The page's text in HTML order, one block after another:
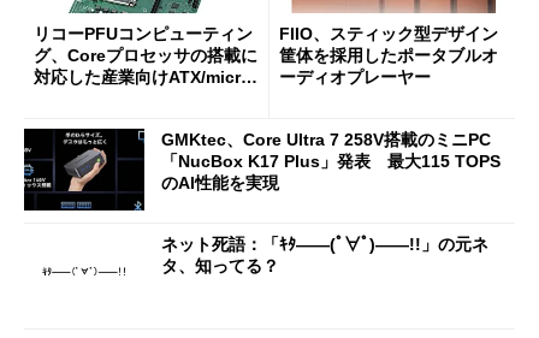
リコーPFUコンピューティン
グ、Coreプロセッサの搭載に
対応した産業向けATX/micro
FIIO、スティック型デザイン
筐体を採用したポータブルオ
ーディオプレーヤー
GMKtec、Core Ultra 7 258V搭載のミニPC
「NucBox K17 Plus」発表 最大115 TOPS
のAI性能を実現
ネット死語：「ｷﾀ――(ﾟ∀ﾟ)――!!」の元ネ
タ、知ってる？